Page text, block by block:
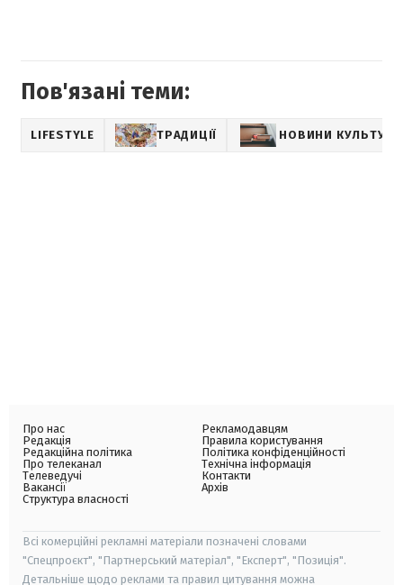
Пов'язані теми:
LIFESTYLE ТРАДИЦІЇ НОВИНИ КУЛЬТУРИ
Про нас
Редакція
Редакційна політика
Про телеканал
Телеведучі
Вакансії
Структура власності
Рекламодавцям
Правила користування
Політика конфіденційності
Технічна інформація
Контакти
Архів
Всі комерційні рекламні матеріали позначені словами
"Спецпроєкт", "Партнерський матеріал", "Експерт", "Позиція".
Детальніше щодо реклами та правил цитування можна